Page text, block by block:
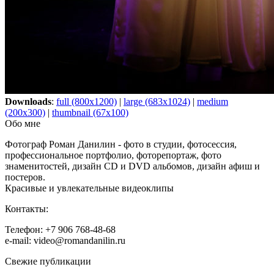
Downloads: full (800x1200) | large (683x1024) | medium
(200x300) | thumbnail (67x100)
Обо мне
Фотограф Роман Данилин - фото в студии, фотосессия,
профессиональное портфолио, фоторепортаж, фото
знаменитостей, дизайн CD и DVD альбомов, дизайн афиш и
постеров.
Красивые и увлекательные видеоклипы
Контакты:
Телефон: +7 906 768-48-68
e-mail: video@romandanilin.ru
Свежие публикации